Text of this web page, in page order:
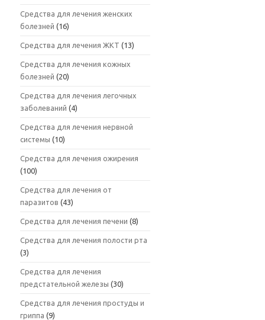
Средства для лечения женских
болезней (16)
Средства для лечения ЖКТ (13)
Средства для лечения кожных
болезней (20)
Средства для лечения легочных
заболеваний (4)
Средства для лечения нервной
системы (10)
Средства для лечения ожирения
(100)
Средства для лечения от
паразитов (43)
Средства для лечения печени (8)
Средства для лечения полости рта
(3)
Средства для лечения
предстательной железы (30)
Средства для лечения простуды и
гриппа (9)